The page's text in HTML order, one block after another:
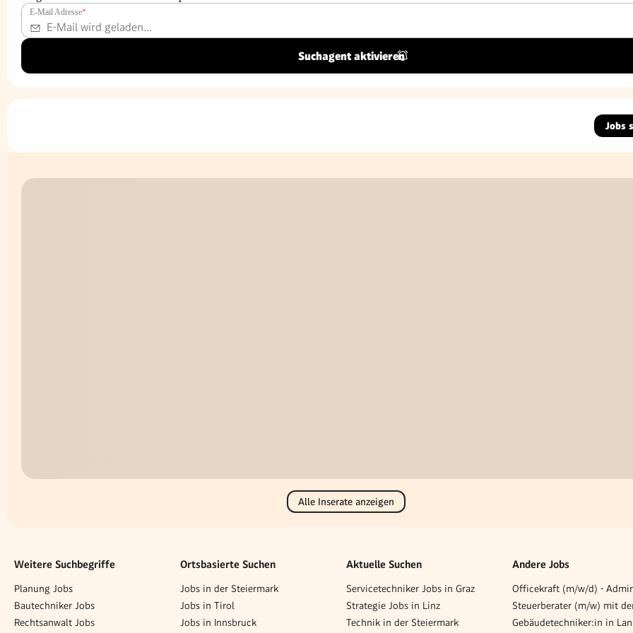
E-Mail Adresse*
Suchagent aktivieren
Jobs
Alle Inserate anzeigen
Weitere Suchbegriffe
Planung Jobs
Bautechniker Jobs
Rechtsanwalt Jobs
Ortsbasierte Suchen
Jobs in der Steiermark
Jobs in Tirol
Jobs in Innsbruck
Aktuelle Suchen
Servicetechniker Jobs in Graz
Strategie Jobs in Linz
Technik in der Steiermark
Andere Jobs
Gebäudetechniker:in in